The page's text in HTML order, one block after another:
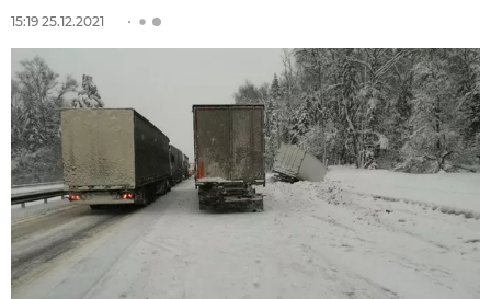
15:19 25.12.2021